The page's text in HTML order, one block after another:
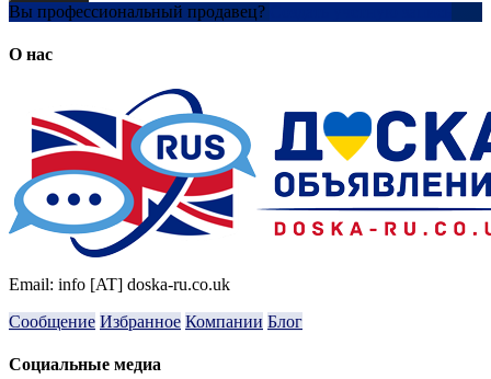
Вы профессиональный продавец?
О нас
Email: info [AT] doska-ru.co.uk
Сообщение Избранное Компании Блог
Социальные медиа